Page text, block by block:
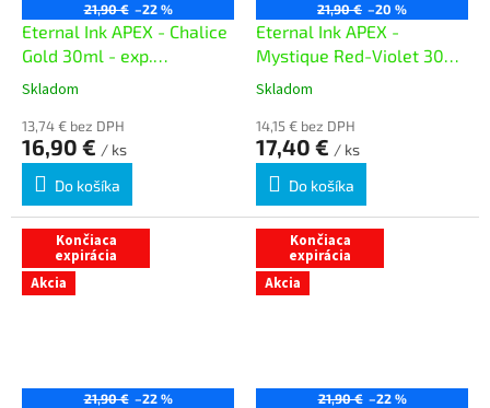
21,90 € –22 %
Eternal Ink APEX - Chalice
Gold 30ml - exp.
06/02/26
Skladom
13,74 € bez DPH
16,90 € / ks
Do košíka
21,90 € –20 %
Eternal Ink APEX -
Mystique Red-Violet 30ml
- exp. 08/03/26
Skladom
14,15 € bez DPH
17,40 € / ks
Do košíka
Končiaca
expirácia
Akcia
21,90 € –22 %
Končiaca
expirácia
Akcia
21,90 € –22 %